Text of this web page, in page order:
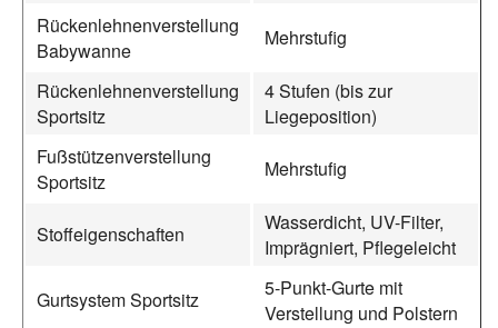
Rückenlehnenverstellung
Babywanne
Mehrstufig
Rückenlehnenverstellung
Sportsitz
4 Stufen (bis zur
Liegeposition)
Fußstützenverstellung
Sportsitz
Mehrstufig
Stoffeigenschaften
Wasserdicht, UV-Filter,
Imprägniert, Pflegeleicht
Gurtsystem Sportsitz
5-Punkt-Gurte mit
Verstellung und Polstern